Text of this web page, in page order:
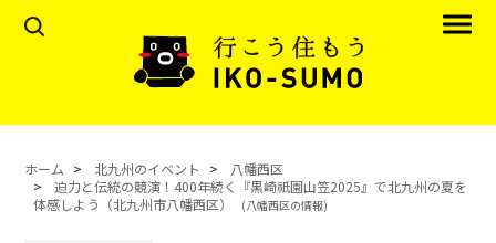
ホーム 北九州のイベント
八幡西区
迫力と伝統の競演！400年続く『黒崎祇園山笠2025』で北九州の夏を
体感しよう（北九州市八幡西区）
(八幡西区の情報)